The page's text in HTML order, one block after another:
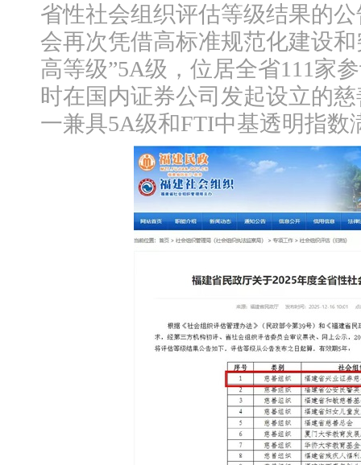
省性社会组织评估等级结果的
会再次凭借高标准规范化建设
高等级”5A级，位居全省111家
时在国内证券公司发起设立的
一兼具5A级和FTI中基透明指数